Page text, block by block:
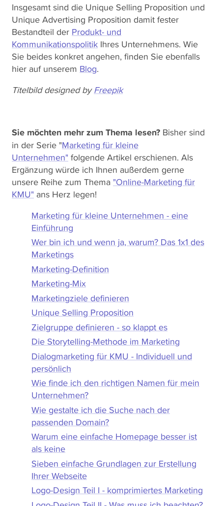
Insgesamt sind die Unique Selling Proposition und
Unique Advertising Proposition damit fester
Bestandteil der Produkt- und
Kommunikationspolitik Ihres Unternehmens. Wie
Sie beides konkret angehen, finden Sie ebenfalls
hier auf unserem Blog.
Titelbild designed byFreepik
Sie möchten mehr zum Thema lesen? Bisher sind
in der Serie "Marketing für kleine
Unternehmen" folgende Artikel erschienen. Als
Ergänzung würde ich Ihnen außerdem gerne
unsere Reihe zum Thema "Online-Marketing für
KMU" ans Herz legen!
Marketing für kleine Unternehmen - eine
Einführung
Wer bin ich und wenn ja, warum? Das 1x1 des
Marketings
Marketing-Definition
Marketing-Mix
Marketingziele definieren
Unique Selling Proposition
Zielgruppe definieren - so klappt es
Die Storytelling-Methode im Marketing
Dialogmarketing für KMU - Individuell und
persönlich
Wie finde ich den richtigen Namen für mein
Unternehmen?
Wie gestalte ich die Suche nach der
passenden Domain?
Warum eine einfache Homepage besser ist
als keine
Sieben einfache Grundlagen zur Erstellung
Ihrer Webseite
Logo-Design Teil I - komprimiertes Marketing